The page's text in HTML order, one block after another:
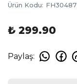
Ürün Kodu: FH30487
₺ 299.90
Paylaş: